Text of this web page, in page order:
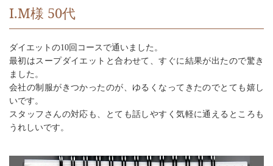
I.M様 50代
ダイエットの10回コースで通いました。
最初はスープダイエットと合わせて、すぐに結果が出たので驚き
ました。
会社の制服がきつかったのが、ゆるくなってきたのでとても嬉し
いです。
スタッフさんの対応も、とても話しやすく気軽に通えるところも
うれしいです。